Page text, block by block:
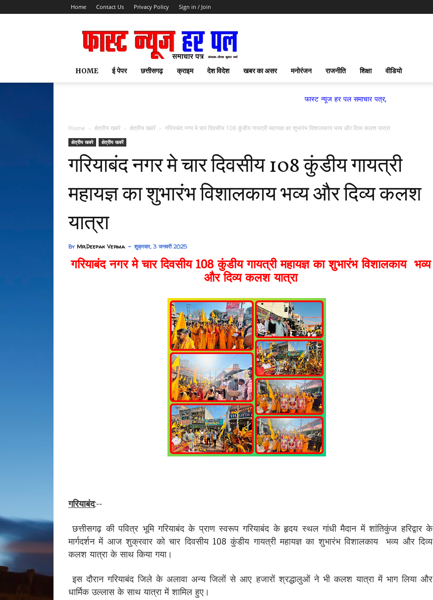
Home Contact Us Privacy Policy Sign in / Join
HOME ई पेपर छत्तीसगढ़ क्राइम देश विदेश खबर का असर मनोरंजन राजनीति शिक्षा वीडियो
फास्ट न्यूज हर पल समाचार पत्र,
Home क्षेत्रीय खबरे क्षेत्रीय खबरें गरियाबंद नगर मे चार दिवसीय 108 कुंडीय गायत्री महायज्ञ का शुभारंभ विशालकाय भव्य और दिव्य कलश यात्रा
क्षेत्रीय खबरे क्षेत्रीय खबरें
गरियाबंद नगर मे चार दिवसीय 108 कुंडीय गायत्री
महायज्ञ का शुभारंभ विशालकाय भव्य और दिव्य कलश
यात्रा
By Mr.Deepak Verma शुक्रवार, 3 जनवरी 2025
गरियाबंद नगर मे चार दिवसीय 108 कुंडीय गायत्री महायज्ञ का शुभारंभ विशालकाय भव्य
और दिव्य कलश यात्रा
गरियाबंद:--
छत्तीसगढ़ की पवित्र भूमि गरियाबंद के प्राण स्वरूप गरियाबंद के हृदय स्थल गांधी मैदान में शांतिकुंज हरिद्वार के
मार्गदर्शन में आज शुक्रवार को चार दिवसीय 108 कुंडीय गायत्री महायज्ञ का शुभारंभ विशालकाय भव्य और दिव्य
कलश यात्रा के साथ किया गया।
इस दौरान गरियाबंद जिले के अलावा अन्य जिलों से आए हजारों श्रद्धालुओं ने भी कलश यात्रा में भाग लिया और
धार्मिक उल्लास के साथ यात्रा में शामिल हुए।